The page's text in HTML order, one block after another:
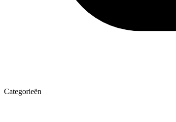
Categorieën